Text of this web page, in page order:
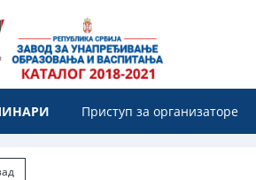
Приступ за организаторе